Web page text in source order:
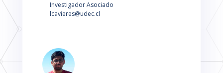
Investigador Asociado
lcavieres@udec.cl